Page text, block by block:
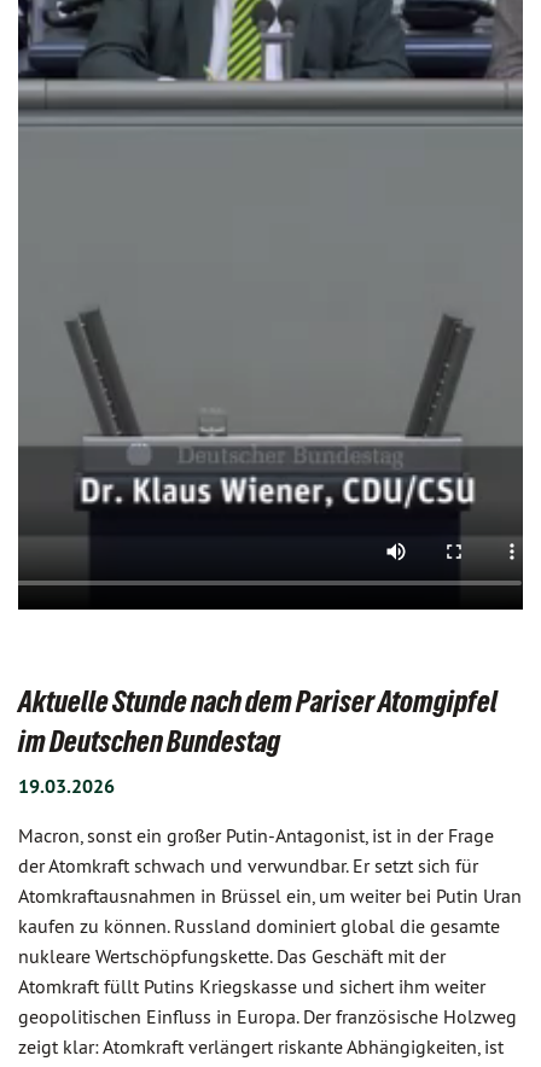
Aktuelle Stunde nach dem Pariser Atomgipfel
im Deutschen Bundestag
19.03.2026
Macron, sonst ein großer Putin-Antagonist, ist in der Frage
der Atomkraft schwach und verwundbar. Er setzt sich für
Atomkraftausnahmen in Brüssel ein, um weiter bei Putin Uran
kaufen zu können. Russland dominiert global die gesamte
nukleare Wertschöpfungskette. Das Geschäft mit der
Atomkraft füllt Putins Kriegskasse und sichert ihm weiter
geopolitischen Einfluss in Europa. Der französische Holzweg
zeigt klar: Atomkraft verlängert riskante Abhängigkeiten, ist